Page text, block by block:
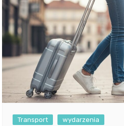
Transport wydarzenia